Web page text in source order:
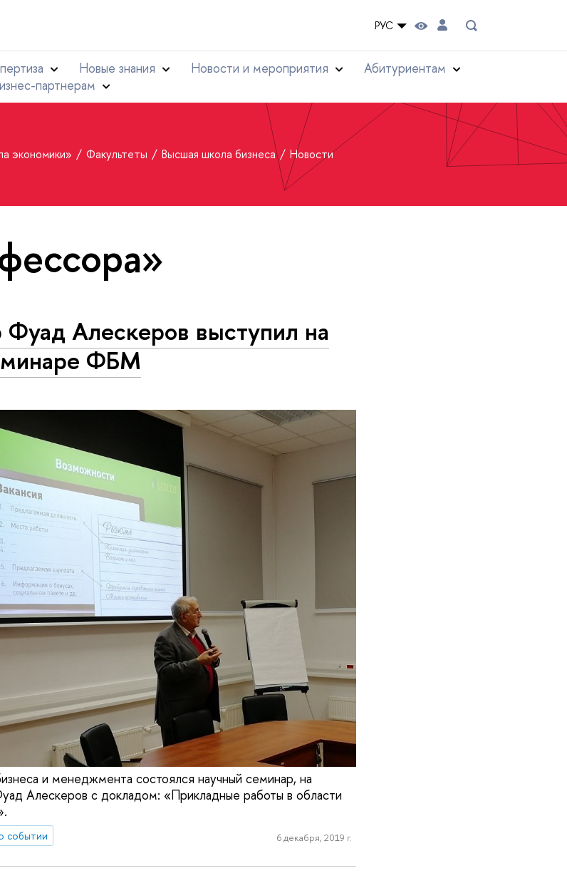
РУС
Новые знания Новости и мероприятия
Абитуриентам
партнерам
экономики» Факультеты Высшая школа бизнеса Новости
Алескеров выступил на
ФБМ
и менеджмента состоялся научный семинар, на
Алескеров с докладом: «Прикладные работы в области
событии 6 декабря, 2019 г.